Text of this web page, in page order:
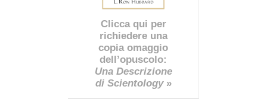
Clicca qui per
richiedere una
copia omaggio
dell’opuscolo:
Una Descrizione
di Scientology»